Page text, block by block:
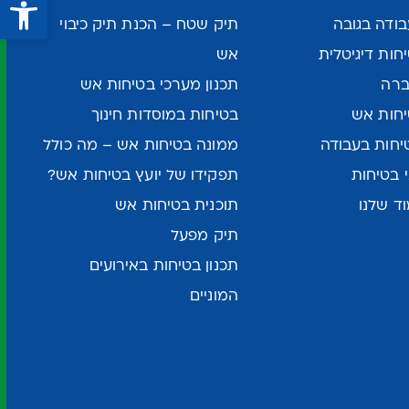
בגובה
דיגיטלית
אש
בעבודה
בטיחות
שלנו
תיק שטח – הכנת תיק כיבוי
אש
תכנון מערכי בטיחות אש
בטיחות במוסדות חינוך
ממונה בטיחות אש – מה כולל
תפקידו של יועץ בטיחות אש?
תוכנית בטיחות אש
תיק מפעל
תכנון בטיחות באירועים
המוניים